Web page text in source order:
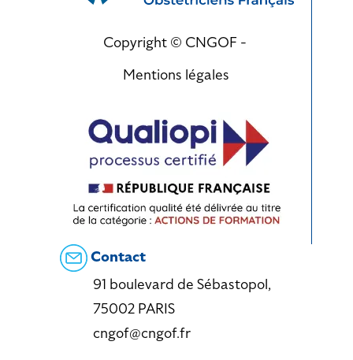
Copyright © CNGOF -
Mentions légales
Contact
91 boulevard de Sébastopol,
75002 PARIS
cngof@cngof.fr